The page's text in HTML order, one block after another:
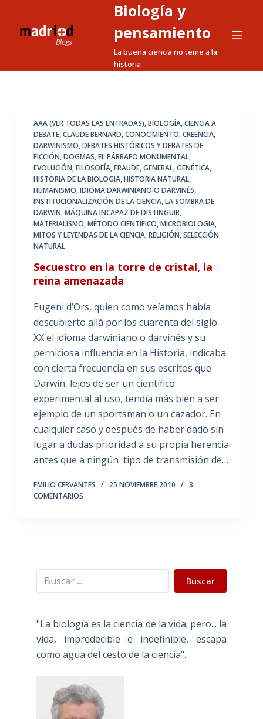
a
Biología y
pensamiento
La buena ciencia no teme a la
historia
AAA (VER TODAS LAS ENTRADAS),BIOLOGÍA,CIENCIA A
DEBATE,CLAUDE BERNARD,CONOCIMIENTO,CREENCIA,
DARWINISMO,DEBATES HISTÓRICOS Y DEBATES DE
FICCIÓN,DOGMAS,EL PÁRRAFO MONUMENTAL,
EVOLUCIÓN,FILOSOFÍA,FRAUDE,GENERAL,GENÉTICA,
HISTORIA DE LA BIOLOGIA,HISTORIA NATURAL,
HUMANISMO,IDIOMA DARWINIANO O DARVINÉS,
INSTITUCIONALIZACIÓN DE LA CIENCIA,LA SOMBRA DE
DARWIN,MÁQUINA INCAPAZ DE DISTINGUIR,
MATERIALISMO,MÉTODO CIENTÍFICO,MICROBIOLOGIA,
MITOS Y LEYENDAS DE LA CIENCIA,RELIGIÓN,SELECCIÓN
NATURAL
Secuestro en la torre de cristal, la
reina amenazada
Eugeni d’Ors, quien como veíamos había
descubierto allá por los cuarenta del siglo
XX el idioma darwiniano o darvinés y su
perniciosa influencia en la Historia, indicaba
con cierta frecuencia en sus escritos que
Darwin, lejos de ser un científico
experimental al uso, tendía más bien a ser
ejemplo de un sportsman o un cazador. En
cualquier caso y después de haber dado sin
lugar a dudas prioridad a su propia herencia
antes que a ningún tipo de transmisión de…
EMILIO CERVANTES 25 NOVIEMBRE 2010
3
COMENTARIOS
Buscar Buscar
"La biología es la ciencia de la vida; pero... la
vida, impredecible e indefinible, escapa
como agua del cesto de la ciencia".